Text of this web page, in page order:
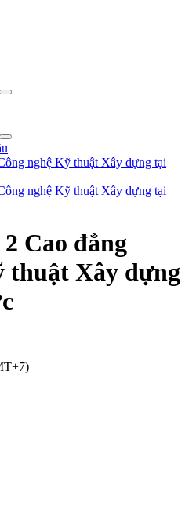
Cao đẳng
thuật Xây dựng